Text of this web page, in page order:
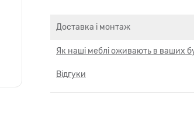
Доставка і монтаж
Як наші меблі оживають в ваших
Відгуки